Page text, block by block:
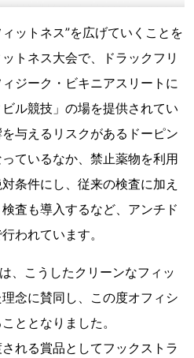
ットネス”を広げていくことを
トネス大会で、ドラックフリ
ジーク・ビキニアスリートに
ル競技」の場を提供されてい
与えるリスクがあるドーピン
ているなか、禁止薬物を利用
条件にし、従来の検査に加え
査も導入するなど、アンチド
われています。
、こうしたクリーンなフィッ
念に賛同し、この度オフィシ
ととなりました。
れる賞品としてフックストラ